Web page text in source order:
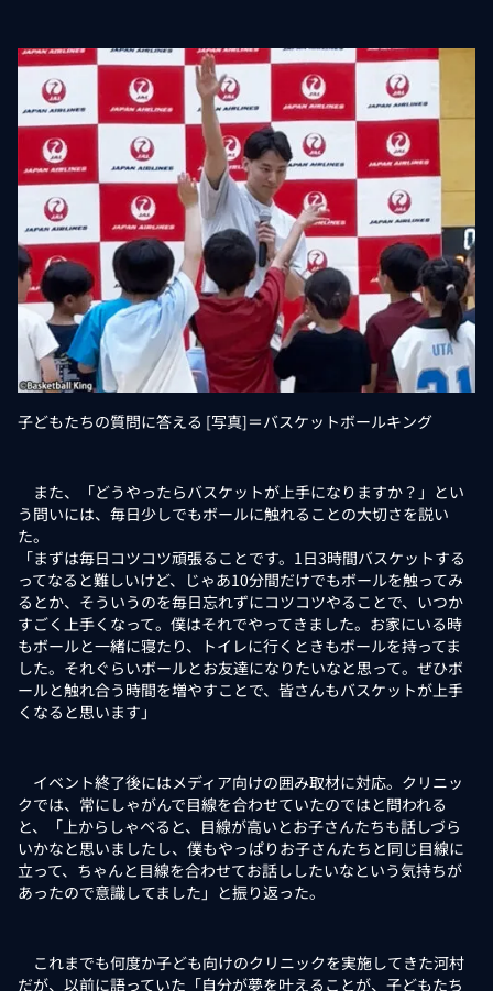
子どもたちの質問に答える [写真]＝バスケットボールキング
また、「どうやったらバスケットが上手になりますか？」とい
う問いには、毎日少しでもボールに触れることの大切さを説い
た。
「まずは毎日コツコツ頑張ることです。1日3時間バスケットする
ってなると難しいけど、じゃあ10分間だけでもボールを触ってみ
るとか、そういうのを毎日忘れずにコツコツやることで、いつか
すごく上手くなって。僕はそれでやってきました。お家にいる時
もボールと一緒に寝たり、トイレに行くときもボールを持ってま
した。それぐらいボールとお友達になりたいなと思って。ぜひボ
ールと触れ合う時間を増やすことで、皆さんもバスケットが上手
くなると思います」
イベント終了後にはメディア向けの囲み取材に対応。クリニッ
クでは、常にしゃがんで目線を合わせていたのではと問われる
と、「上からしゃべると、目線が高いとお子さんたちも話しづら
いかなと思いましたし、僕もやっぱりお子さんたちと同じ目線に
立って、ちゃんと目線を合わせてお話ししたいなという気持ちが
あったので意識してました」と振り返った。
これまでも何度か子ども向けのクリニックを実施してきた河村
だが、以前に語っていた「自分が夢を叶えることが、子どもたち